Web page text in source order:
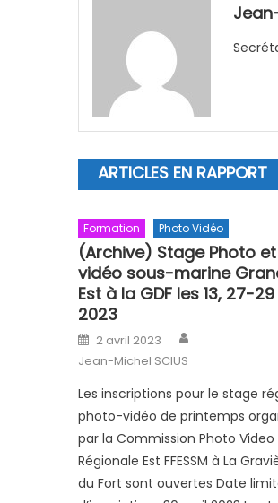
ARTICLES EN RAPPORT
Formation Photo Vidéo
(Archive) Stage Photo et
vidéo sous-marine
Est à la GDF les 13, 27-
2023
Posted on
2 avril 2023
Jean-Michel SCIUS
Les inscriptions pour le stage
photo-vidéo de printemps
par la Commission Photo Video
Régionale Est FFESSM à La
du Fort sont ouvertes Date